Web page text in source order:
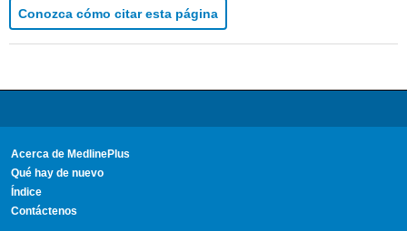
Conozca cómo citar esta página
Acerca de MedlinePlus
Qué hay de nuevo
Índice
Contáctenos